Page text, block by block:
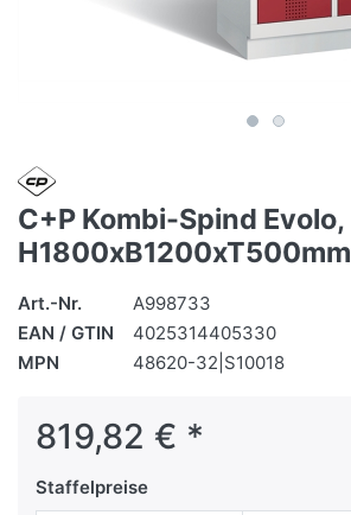
C+P Kombi-Spind Evolo,
H1800xB1200xT500mm
Art.-Nr.
A998733
EAN / GTIN
4025314405330
MPN
48620-32|S10018
819,82 € *
Staffelpreise